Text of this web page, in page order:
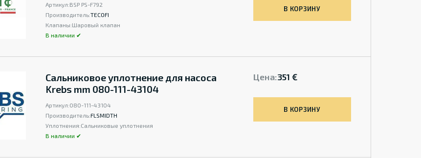
Артикул:BSP PS-F792
Производитель:TECOFI
Клапаны:Шаровый клапан
В наличии ✔
В КОРЗИНУ
Сальниковое уплотнение для насоса
Krebs mm 080-111-43104
Артикул:080-111-43104
Производитель:FLSMIDTH
Уплотнения:Сальниковые уплотнения
В наличии ✔
Цена:351 €
В КОРЗИНУ